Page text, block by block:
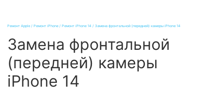
Ремонт Apple / Ремонт iPhone / Ремонт iPhone 14 / Замена фронтальной (передней) камеры iPhone 14
Замена фронтальной
(передней) камеры
iPhone 14